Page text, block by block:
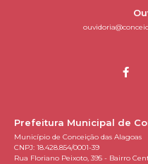
Prefeitura Municipal de
Município de Conceição das Alagoas
CNPJ: 18.428.854/0001-39
Rua Floriano Peixoto, 395 - Bairro